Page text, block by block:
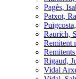
Pagès,
Patxot,
Raurich,
Remitent
Rigaud,
Vidal